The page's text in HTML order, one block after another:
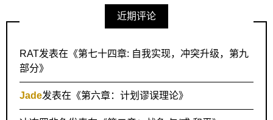
近期评论
RAT发表在《第七十四章: 自我实现，冲突升级，第九
部分》
Jade发表在《第六章：计划谬误理论》